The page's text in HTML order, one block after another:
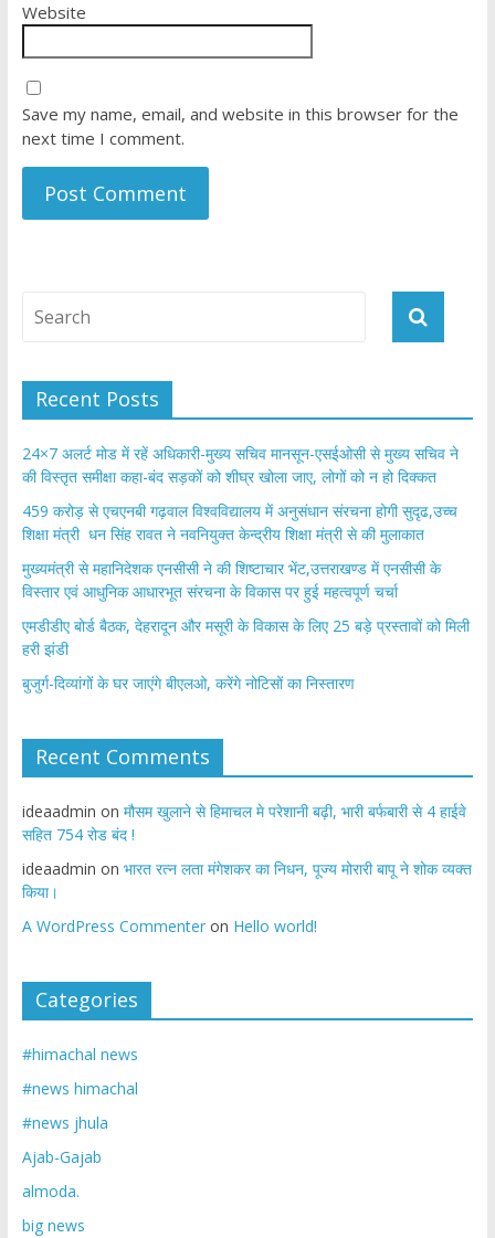
Website
Save my name, email, and website in this browser for the
next time I comment.
Recent Posts
24×7 अलर्ट मोड में रहें अधिकारी-मुख्य सचिव मानसून-एसईओसी से मुख्य सचिव ने
की विस्तृत समीक्षा कहा-बंद सड़कों को शीघ्र खोला जाए, लोगों को न हो दिक्कत
459 करोड़ से एचएनबी गढ़वाल विश्वविद्यालय में अनुसंधान संरचना होगी सुदृढ,उच्च
शिक्षा मंत्री धन सिंह रावत ने नवनियुक्त केन्द्रीय शिक्षा मंत्री से की मुलाकात
मुख्यमंत्री से महानिदेशक एनसीसी ने की शिष्टाचार भेंट,उत्तराखण्ड में एनसीसी के
विस्तार एवं आधुनिक आधारभूत संरचना के विकास पर हुई महत्वपूर्ण चर्चा
एमडीडीए बोर्ड बैठक, देहरादून और मसूरी के विकास के लिए 25 बड़े प्रस्तावों को मिली
हरी झंडी
बुजुर्ग-दिव्यांगों के घर जाएंगे बीएलओ, करेंगे नोटिसों का निस्तारण
Recent Comments
ideaadmin on मौसम खुलाने से हिमाचल मे परेशानी बढ़ी, भारी बर्फबारी से 4 हाईवे
सहित 754 रोड बंद !
ideaadmin on भारत रत्न लता मंगेशकर का निधन, पूज्य मोरारी बापू ने शोक व्यक्त
किया।
A WordPress Commenteron Hello world!
Categories
#himachal news
#news himachal
#news jhula
Ajab-Gajab
almoda.
big news